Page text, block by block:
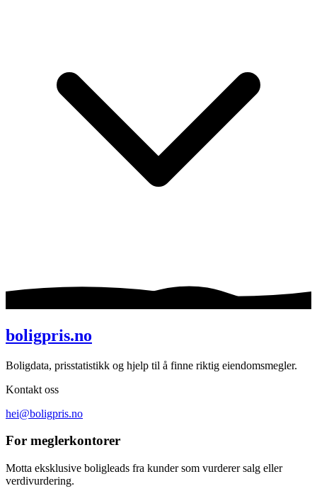
boligpris.no
Boligdata, prisstatistikk og hjelp til å finne riktig eiendomsmegler.
Kontakt oss
hei@boligpris.no
For meglerkontorer
Motta eksklusive boligleads fra kunder som vurderer salg eller
verdivurdering.